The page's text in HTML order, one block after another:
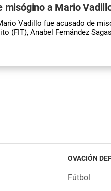
misógino a Mario
Vadillo fue acusado de
(FIT), Anabel Fernández
OVACIÓN
Fútbol